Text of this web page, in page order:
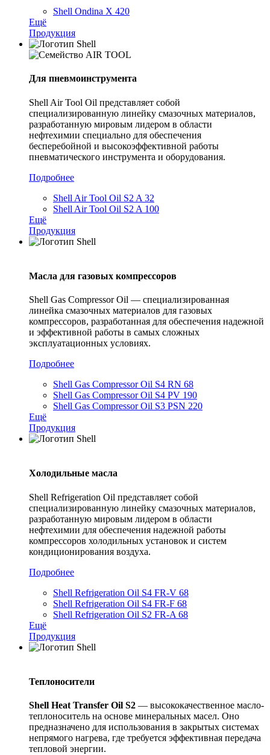
Shell Ondina X 420
Ещё
Продукция
Для пневмоинструмента
Shell Air Tool Oil представляет собой
специализированную линейку смазочных материалов,
разработанную мировым лидером в области
нефтехимии специально для обеспечения
бесперебойной и высокоэффективной работы
пневматического инструмента и оборудования.
Подробнее
Shell Air Tool Oil S2 A 32
Shell Air Tool Oil S2 A 100
Ещё
Продукция
Масла для газовых компрессоров
Shell Gas Compressor Oil — специализированная
линейка смазочных материалов для газовых
компрессоров, разработанная для обеспечения надежной
и эффективной работы в самых сложных
эксплуатационных условиях.
Подробнее
Shell Gas Compressor Oil S4 RN 68
Shell Gas Compressor Oil S4 PV 190
Shell Gas Compressor Oil S3 PSN 220
Ещё
Продукция
Холодильные масла
Shell Refrigeration Oil представляет собой
специализированную линейку смазочных материалов,
разработанную мировым лидером в области
нефтехимии для обеспечения надежной работы
компрессоров холодильных установок и систем
кондиционирования воздуха.
Подробнее
Shell Refrigeration Oil S4 FR-V 68
Shell Refrigeration Oil S4 FR-F 68
Shell Refrigeration Oil S2 FR-A 68
Ещё
Продукция
Теплоносители
Shell Heat Transfer Oil S2 — высококачественное масло-
теплоноситель на основе минеральных масел. Оно
предназначено для использования в закрытых системах
непрямого нагрева, где требуется эффективная передача
тепловой энергии.